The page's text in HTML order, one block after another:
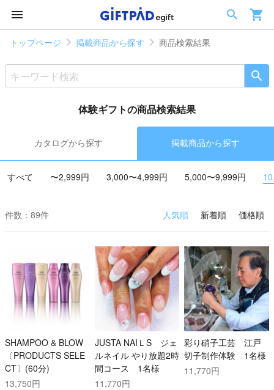
トップページ 掲載商品から探す 商品検索結果
体験ギフトの商品検索結果
カタログから探す 掲載商品から探す
すべて 〜2,999円 3,000〜4,999円 5,000〜9,999円
件数：89件 人気順 新着順 価格順
SHAMPOO & BLOW
〔PRODUCTS SELE
CT〕(60分)
13,750円
JUSTA NAIＬS ジェ
ルネイル やり放題2時
間コース 1名様
11,770円
彩り硝子工芸 江戸
切子制作体験 1名様
11,770円